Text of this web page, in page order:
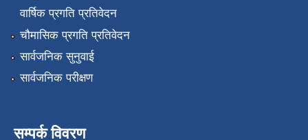
वार्षिक प्रगति प्रतिवेदन
चौमासिक प्रगति प्रतिवेदन
सार्वजनिक सुनुवाई
सार्वजनिक परीक्षण
सम्पर्क विवरण